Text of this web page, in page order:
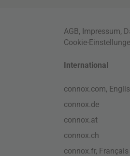
AGB, Impressum,
Cookie-
International
connox.com,
connox.de
connox.at
connox.ch
connox.fr, Français